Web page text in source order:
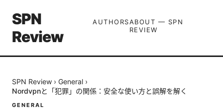
SPN
Review
AUTHORSABOUT — SPN
REVIEW
SPN Review › General ›
Nordvpnと「犯罪」の関係：安全な使い方と誤解を解く
GENERAL